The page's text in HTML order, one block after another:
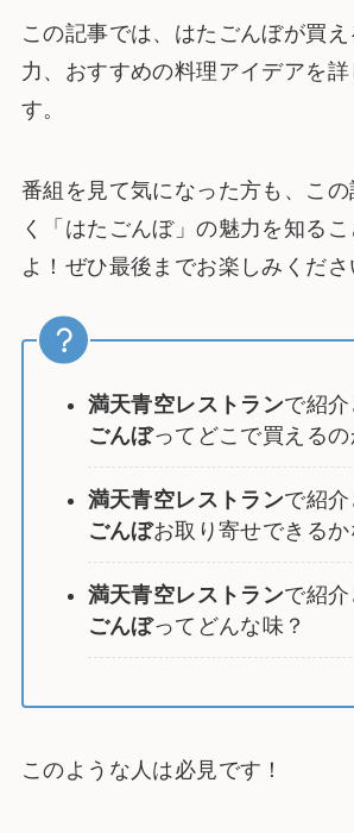
この記事では、はたごんぼが買
力、おすすめの料理アイデアを詳
す。
番組を見て気になった方も、こ
く「はたごんぼ」の魅力を知る
よ！ぜひ最後までお楽しみくださ
満天青空レストランで紹介
ごんぼってどこで買えるの
満天青空レストランで紹介
ごんぼお取り寄せできるか
満天青空レストランで紹介
ごんぼってどんな味？
このような人は必見です！